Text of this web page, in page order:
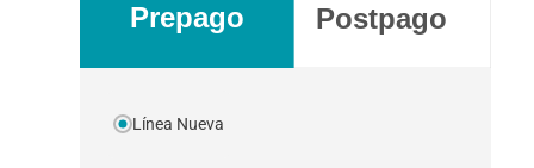
Prepago Postpago
Línea Nueva